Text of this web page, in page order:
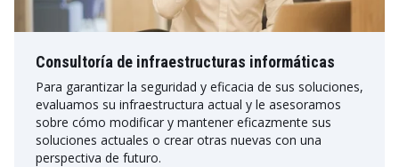
Consultoría de infraestructuras informáticas
Para garantizar la seguridad y eficacia de sus soluciones,
evaluamos su infraestructura actual y le asesoramos
sobre cómo modificar y mantener eficazmente sus
soluciones actuales o crear otras nuevas con una
perspectiva de futuro.